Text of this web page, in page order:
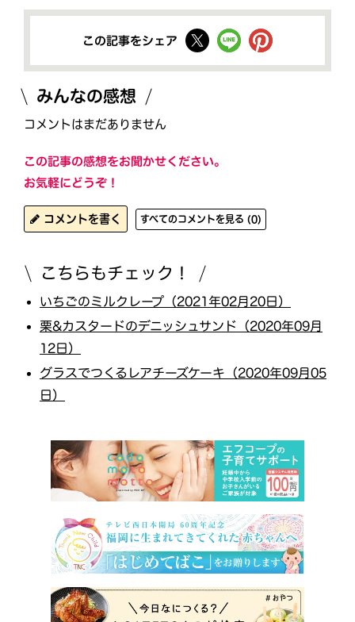
この記事をシェア
みんなの感想
コメントはまだありません
この記事の感想をお聞かせください。
お気軽にどうぞ！
コメントを書く すべてのコメントを見る (0)
こちらもチェック！
いちごのミルクレープ（2021年02月20日）
栗&カスタードのデニッシュサンド（2020年09月
12日）
グラスでつくるレアチーズケーキ（2020年09月05
日）